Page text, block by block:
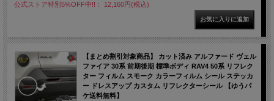
公式ストア特別5%OFF中!!： 12,160円(税込)
【まとめ割引対象商品】 カット済み アルファード ヴェル
ファイア 30系 前期後期 標準ボディ RAV4 50系 リフレク
ター フィルム スモーク カラーフィルム シール ステッカ
ー ドレスアップ カスタム リフレクターシール 【ゆうパ
ケ送料無料】